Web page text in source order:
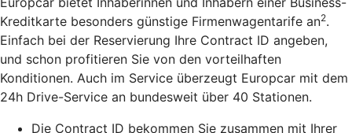
Kreditkarte besonders günstige Firmenwagentarife an2.
Einfach bei der Reservierung Ihre Contract ID angeben,
und schon profitieren Sie von den vorteilhaften
Konditionen. Auch im Service überzeugt Europcar mit dem
24h Drive-Service an bundesweit über 40 Stationen.
Die Contract ID bekommen Sie zusammen mit Ihrer